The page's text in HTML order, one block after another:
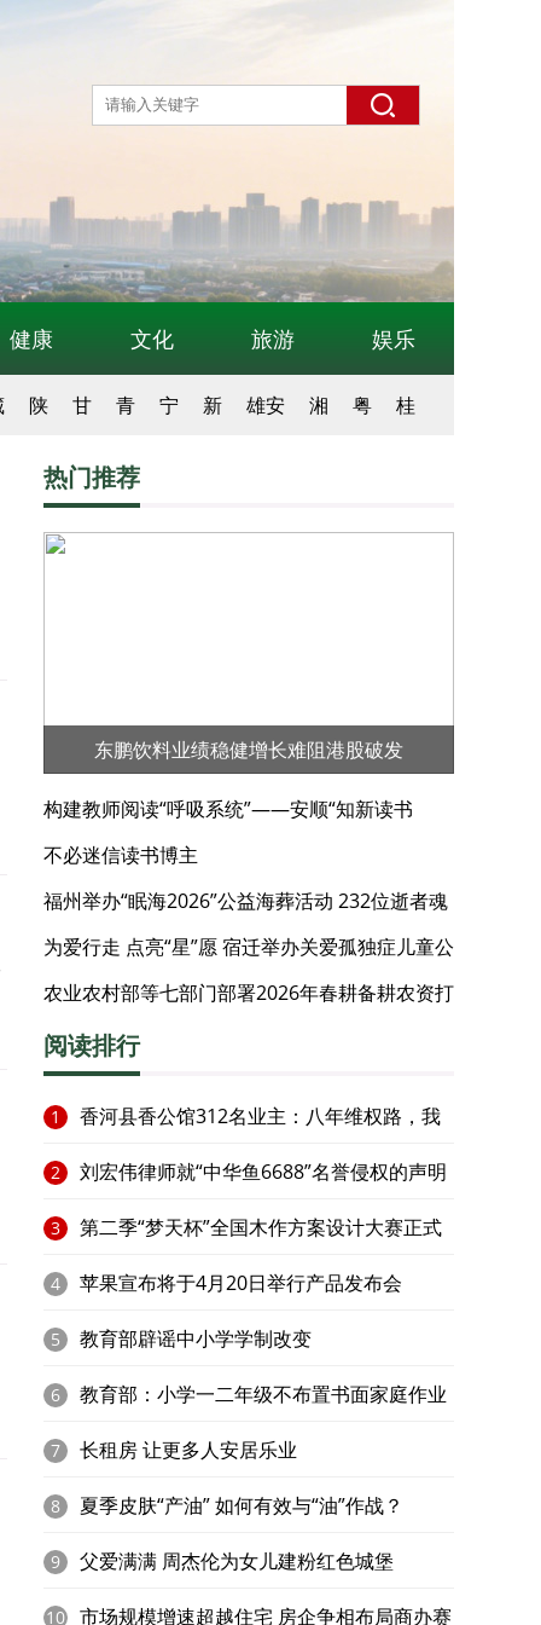
健康 文化 旅游 娱乐
陕 甘 青 宁 新 雄安 湘 粤 桂
热门推荐
东鹏饮料业绩稳健增长难阻港股破发
构建教师阅读“呼吸系统”——安顺“知新读书
会”的阅读实践
不必迷信读书博主
福州举办“眠海2026”公益海葬活动 232位逝者魂
归碧海
为爱行走 点亮“星”愿 宿迁举办关爱孤独症儿童公
益徒步活动
农业农村部等七部门部署2026年春耕备耕农资打
假工作
阅读排行
1 香河县香公馆312名业主：八年维权路，我
家在何处？​
2 刘宏伟律师就“中华鱼6688”名誉侵权的声明
3 第二季“梦天杯”全国木作方案设计大赛正式
启动
4 苹果宣布将于4月20日举行产品发布会
5 教育部辟谣中小学学制改变
6 教育部：小学一二年级不布置书面家庭作业
7 长租房 让更多人安居乐业
8 夏季皮肤“产油” 如何有效与“油”作战？
9 父爱满满 周杰伦为女儿建粉红色城堡
10 市场规模增速超越住宅 房企争相布局商办赛